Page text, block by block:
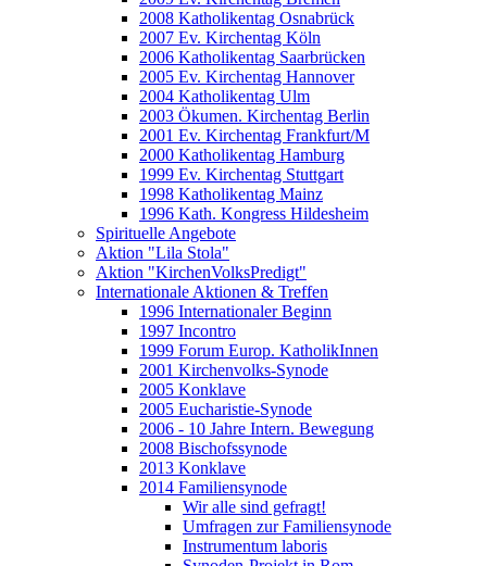
2008 Katholikentag Osnabrück
2007 Ev. Kirchentag Köln
2006 Katholikentag Saarbrücken
2005 Ev. Kirchentag Hannover
2004 Katholikentag Ulm
2003 Ökumen. Kirchentag Berlin
2001 Ev. Kirchentag Frankfurt/M
2000 Katholikentag Hamburg
1999 Ev. Kirchentag Stuttgart
1998 Katholikentag Mainz
1996 Kath. Kongress Hildesheim
Spirituelle Angebote
Aktion "Lila Stola"
Aktion "KirchenVolksPredigt"
Internationale Aktionen & Treffen
1996 Internationaler Beginn
1997 Incontro
1999 Forum Europ. KatholikInnen
2001 Kirchenvolks-Synode
2005 Konklave
2005 Eucharistie-Synode
2006 - 10 Jahre Intern. Bewegung
2008 Bischofssynode
2013 Konklave
2014 Familiensynode
Wir alle sind gefragt!
Umfragen zur Familiensynode
Instrumentum laboris